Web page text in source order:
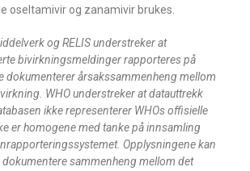
oseltamivir og zanamivir brukes.
og RELIS understreker at
bivirkningsmeldinger rapporteres på
dokumenterer årsakssammenheng mellom
WHO understreker at datauttrekk
ikke representerer WHOs offisielle
er homogene med tanke på innsamling
Opplysningene kan
sammenheng mellom det